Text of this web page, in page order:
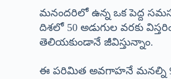
మనందరిలో ఉన్న ఒక పెద్ద
దిశలో 50 అడుగుల వరకు
తెలియకుండానే జీవిస్తున్నాం.
ఈ పరిమిత అవగాహనే మనల్ని 9-